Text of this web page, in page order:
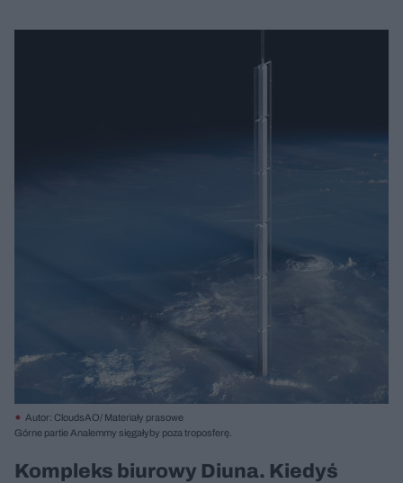
Autor: CloudsAO/ Materiały prasowe
Górne partie Analemmy sięgałyby poza troposferę.
Kompleks biurowy Diuna. Kiedyś